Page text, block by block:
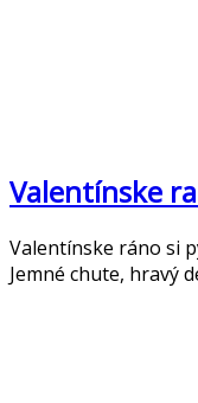
Valentínske
Valentínske ráno si
Jemné chute, hravý